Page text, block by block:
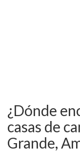
¿Dónde
casas de
Grande,